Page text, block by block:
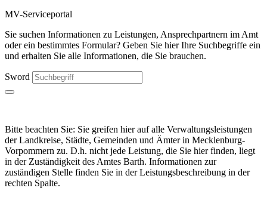
MV-Serviceportal
Sie suchen Informationen zu Leistungen, Ansprechpartnern im Amt
oder ein bestimmtes Formular? Geben Sie hier Ihre Suchbegriffe ein
und erhalten Sie alle Informationen, die Sie brauchen.
Sword
Bitte beachten Sie: Sie greifen hier auf alle Verwaltungsleistungen
der Landkreise, Städte, Gemeinden und Ämter in Mecklenburg-
Vorpommern zu. D.h. nicht jede Leistung, die Sie hier finden, liegt
in der Zuständigkeit des Amtes Barth. Informationen zur
zuständigen Stelle finden Sie in der Leistungsbeschreibung in der
rechten Spalte.